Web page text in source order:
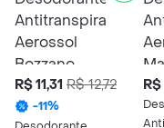
R$ 11,31 R$ 12,72
-11%
R$